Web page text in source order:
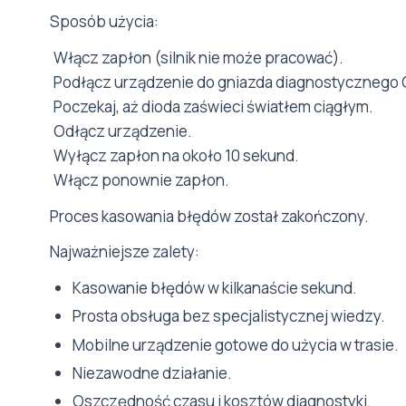
Sposób użycia:
Włącz zapłon (silnik nie może pracować).
Podłącz urządzenie do gniazda diagnostycznego
Poczekaj, aż dioda zaświeci światłem ciągłym.
Odłącz urządzenie.
Wyłącz zapłon na około 10 sekund.
Włącz ponownie zapłon.
Proces kasowania błędów został zakończony.
Najważniejsze zalety:
Kasowanie błędów w kilkanaście sekund.
Prosta obsługa bez specjalistycznej wiedzy.
Mobilne urządzenie gotowe do użycia w trasie.
Niezawodne działanie.
Oszczędność czasu i kosztów diagnostyki.